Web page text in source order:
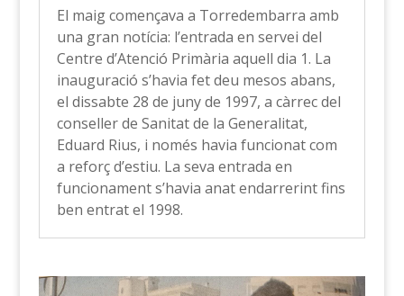
El maig començava a Torredembarra amb
una gran notícia: l’entrada en servei del
Centre d’Atenció Primària aquell dia 1. La
inauguració s’havia fet deu mesos abans,
el dissabte 28 de juny de 1997, a càrrec del
conseller de Sanitat de la Generalitat,
Eduard Rius, i només havia funcionat com
a reforç d’estiu. La seva entrada en
funcionament s’havia anat endarrerint fins
ben entrat el 1998.